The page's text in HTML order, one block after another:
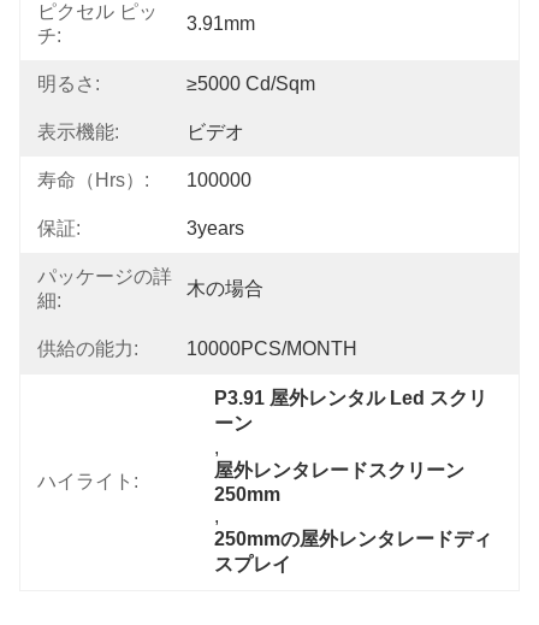
ピクセル ピッ
チ:
3.91mm
明るさ: ≥5000 Cd/sqm
表示機能: ビデオ
寿命（hrs）: 100000
保証: 3years
パッケージの詳
細:
木の場合
供給の能力: 10000PCS/MONTH
ハイライト:
P3.91 屋外レンタル Led スクリ
ーン
,
屋外レンタレードスクリーン
250mm
,
250mmの屋外レンタレードディ
スプレイ